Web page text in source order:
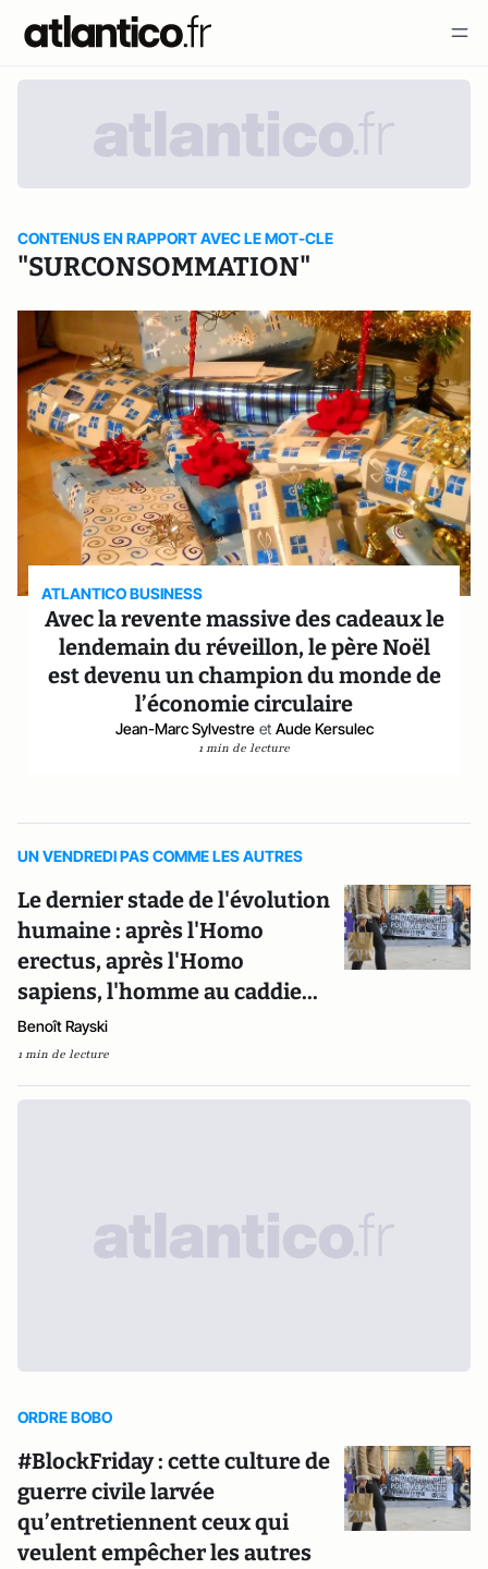
CONTENUS EN RAPPORT AVEC LE MOT-CLE
"SURCONSOMMATION"
ATLANTICO BUSINESS
Avec la revente massive des cadeaux le
lendemain du réveillon, le père Noël
est devenu un champion du monde de
l’économie circulaire
Jean-Marc Sylvestre et Aude Kersulec
1 min de lecture
UN VENDREDI PAS COMME LES AUTRES
Le dernier stade de l'évolution
humaine : après l'Homo
erectus, après l'Homo
sapiens, l'homme au caddie...
Benoît Rayski
1 min de lecture
ORDRE BOBO
#BlockFriday : cette culture de
guerre civile larvée
qu’entretiennent ceux qui
veulent empêcher les autres